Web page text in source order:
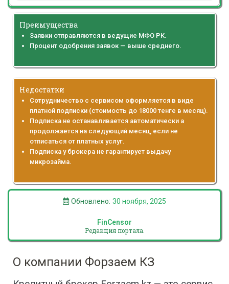
Преимущества
Заявки отправляются в ведущие МФО РК.
Процент одобрения заявок — выше среднего.
Недостатки
Сотрудничество с сервисом оформляется в виде
платной подписки (стоимость до 18000 тенге в месяц).
Подписка не останавливается автоматически а
продолжается на следующий месяц, если не
отписаться от платных услуг.
Подписка у брокера не гарантирует выдачу
микрозайма.
Обновлено: 30 ноября, 2025
FinCensor
Редакция портала.
О компании Форзаем КЗ